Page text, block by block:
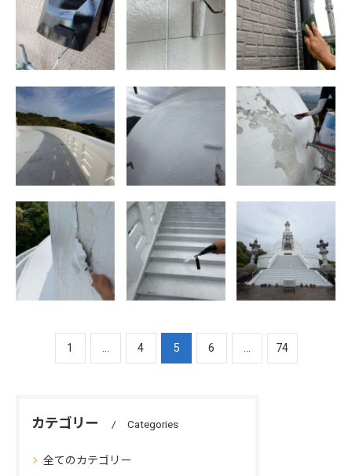
貸戸建 外壁中塗
り
貸戸建 外壁下塗
り
貸戸建 下処理
小城市 牛津町
記念塔 塗装工事
小城市 牛津町
記念塔 塗装工事
小城市 牛津町
記念塔 塗装工事
下塗り
小城市牛津町 記
念碑 下地処理
小城市牛津町 記
念碑 高圧洗浄
念碑 洗浄塗装
1 ... 4 5 6 ... 74
カテゴリー Categories
全てのカテゴリー